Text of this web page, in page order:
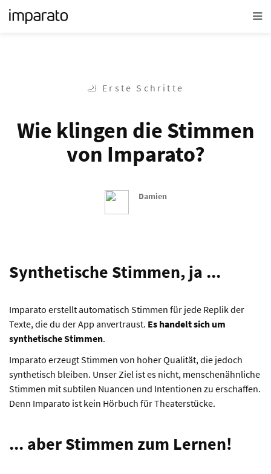
🦶 Erste Schritte
Wie klingen die Stimmen
von Imparato?
Damien
Synthetische Stimmen, ja ...
Imparato erstellt automatisch Stimmen für jede Replik der
Texte, die du der App anvertraust. Es handelt sich um
synthetische Stimmen.
Imparato erzeugt Stimmen von hoher Qualität, die jedoch
synthetisch bleiben. Unser Ziel ist es nicht, menschenähnliche
Stimmen mit subtilen Nuancen und Intentionen zu erschaffen.
Denn Imparato ist kein Hörbuch für Theaterstücke.
... aber Stimmen zum Lernen!